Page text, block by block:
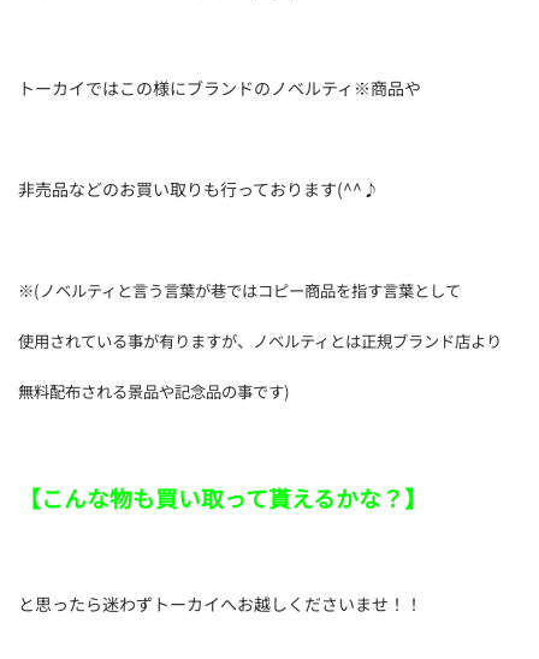
トーカイではこの様にブランドのノベルティ※商品や
非売品などのお買い取りも行っております(^^♪
※(ノベルティと言う言葉が巷ではコピー商品を指す言葉として
使用されている事が有りますが、ノベルティとは正規ブランド店より
無料配布される景品や記念品の事です)
【こんな物も買い取って貰えるかな？】
と思ったら迷わずトーカイへお越しくださいませ！！